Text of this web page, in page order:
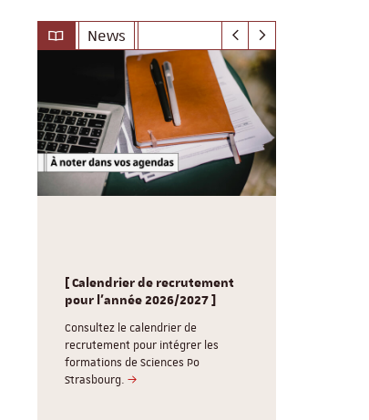
News
[ Calendrier de recrutement
pour l'année 2026/2027 ]
Consultez le calendrier de
recrutement pour intégrer les
formations de Sciences Po
Strasbourg.